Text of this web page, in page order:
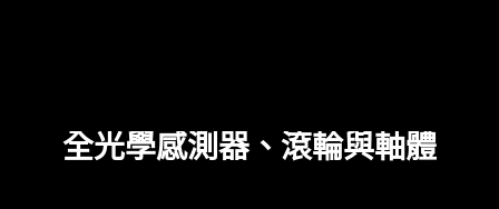
全光學感測器、滾輪與軸體